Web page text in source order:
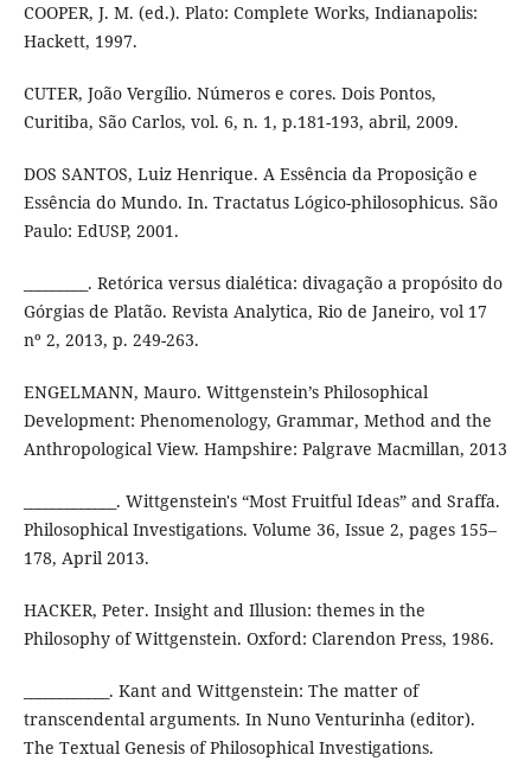
COOPER, J. M. (ed.). Plato: Complete Works, Indianapolis:
Hackett, 1997.
CUTER, João Vergílio. Números e cores. Dois Pontos,
Curitiba, São Carlos, vol. 6, n. 1, p.181-193, abril, 2009.
DOS SANTOS, Luiz Henrique. A Essência da Proposição e
Essência do Mundo. In. Tractatus Lógico-philosophicus. São
Paulo: EdUSP, 2001.
_________. Retórica versus dialética: divagação a propósito do
Górgias de Platão. Revista Analytica, Rio de Janeiro, vol 17
nº 2, 2013, p. 249-263.
ENGELMANN, Mauro. Wittgenstein’s Philosophical
Development: Phenomenology, Grammar, Method and the
Anthropological View. Hampshire: Palgrave Macmillan, 2013
_____________. Wittgenstein's “Most Fruitful Ideas” and Sraffa.
Philosophical Investigations. Volume 36, Issue 2, pages 155–
178, April 2013.
HACKER, Peter. Insight and Illusion: themes in the
Philosophy of Wittgenstein. Oxford: Clarendon Press, 1986.
____________. Kant and Wittgenstein: The matter of
transcendental arguments. In Nuno Venturinha (editor).
The Textual Genesis of Philosophical Investigations.